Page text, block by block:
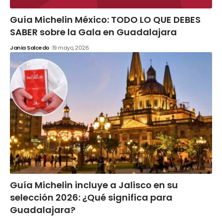
Guía Michelin México: TODO LO QUE DEBES
SABER sobre la Gala en Guadalajara
Jania Salcedo 19 mayo, 2026
Guía Michelin incluye a Jalisco en su
selección 2026: ¿Qué significa para
Guadalajara?